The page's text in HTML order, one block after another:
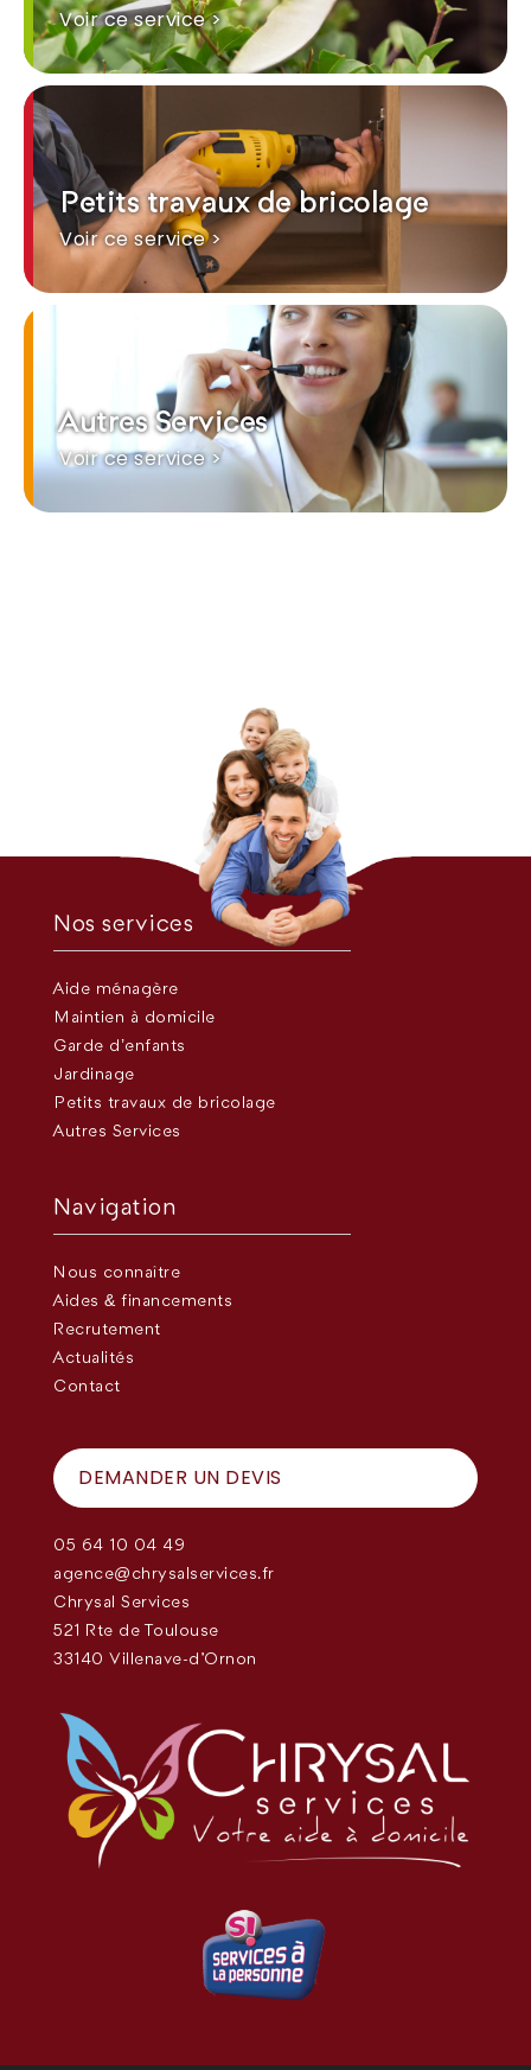
Voir ce service >
Petits travaux de bricolage
Voir ce service >
Autres Services
Voir ce service >
Nos services
Aide ménagère
Maintien à domicile
Garde d’enfants
Jardinage
Petits travaux de bricolage
Autres Services
Navigation
Nous connaître
Aides & financements
Recrutement
Actualités
Contact
DEMANDER UN DEVIS
05 64 10 04 49
agence@chrysalservices.fr
Chrysal Services
521 Rte de Toulouse
33140 Villenave-d'Ornon